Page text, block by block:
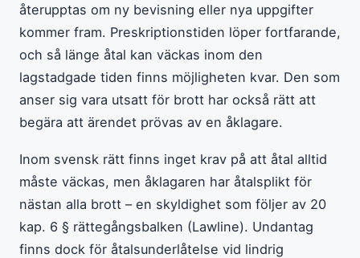
återupptas om ny bevisning eller nya uppgifter
kommer fram. Preskriptionstiden löper fortfarande,
och så länge åtal kan väckas inom den
lagstadgade tiden finns möjligheten kvar. Den som
anser sig vara utsatt för brott har också rätt att
begära att ärendet prövas av en åklagare.
Inom svensk rätt finns inget krav på att åtal alltid
måste väckas, men åklagaren har åtalsplikt för
nästan alla brott – en skyldighet som följer av 20
kap. 6 § rättegångsbalken (Lawline). Undantag
finns dock för åtalsunderlåtelse vid lindrig